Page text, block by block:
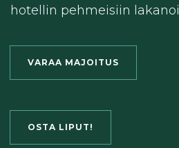
hotellin pehmeisiin
VARAA MAJOITUS
OSTA LIPUT!